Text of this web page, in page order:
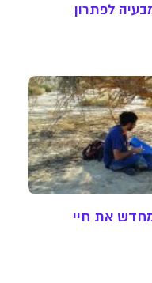
לפתרון
את חיי